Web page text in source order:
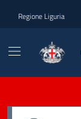
Regione Liguria